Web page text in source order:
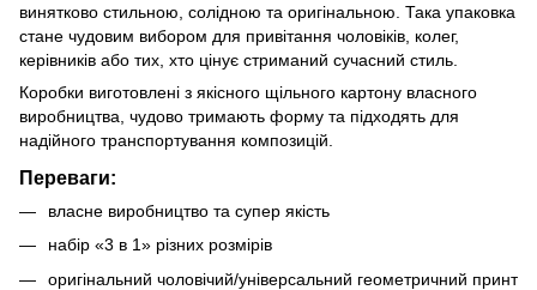
винятково стильною, солідною та оригінальною. Така упаковка
стане чудовим вибором для привітання чоловіків, колег,
керівників або тих, хто цінує стриманий сучасний стиль.
Коробки виготовлені з якісного щільного картону власного
виробництва, чудово тримають форму та підходять для
надійного транспортування композицій.
Переваги:
власне виробництво та супер якість
набір «3 в 1» різних розмірів
оригінальний чоловічий/універсальний геометричний принт